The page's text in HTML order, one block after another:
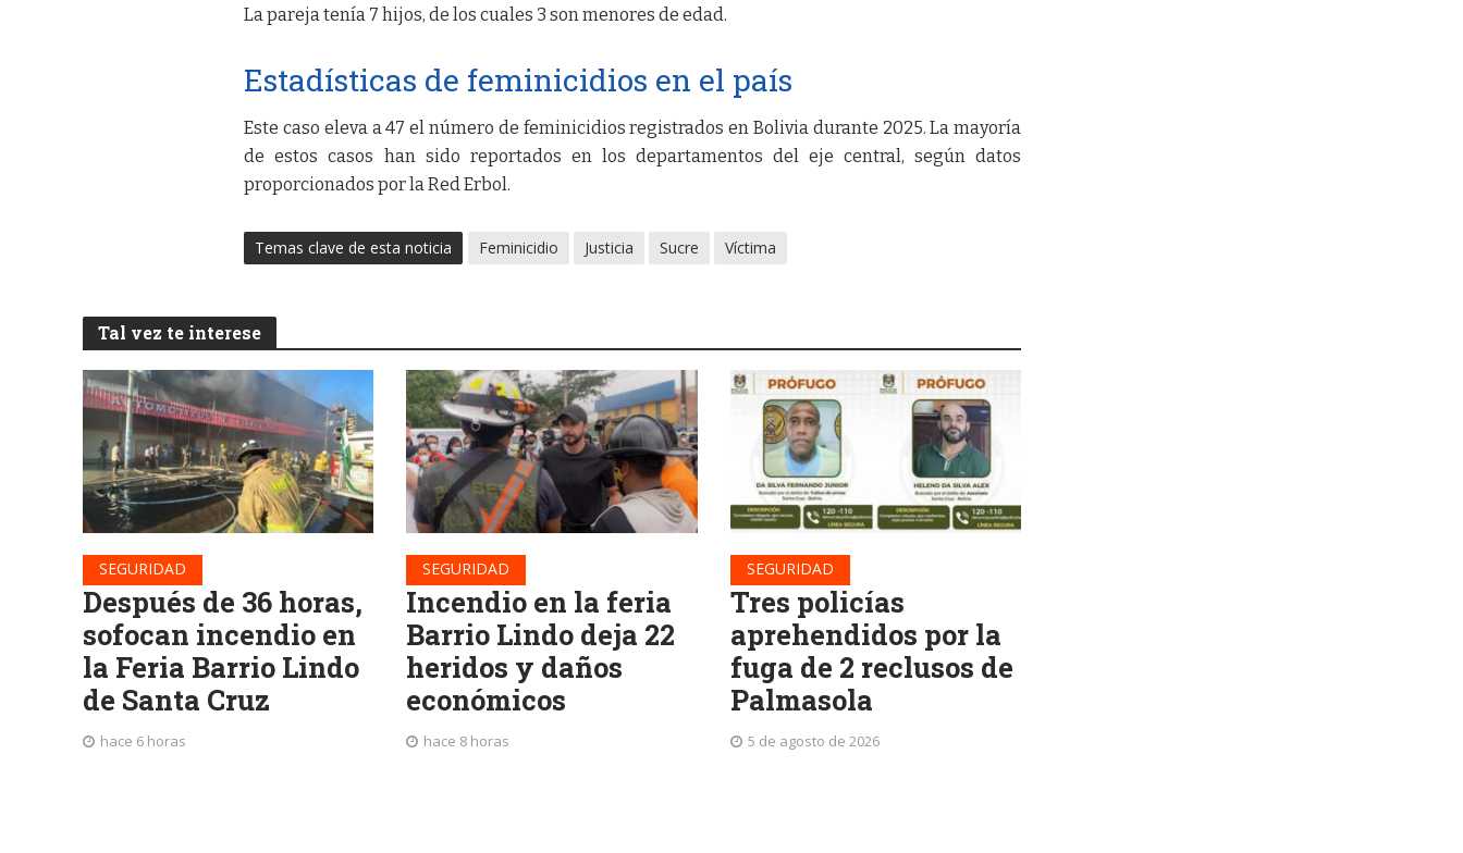
La pareja tenía 7 hijos, de los cuales 3 son menores de edad.
Estadísticas de feminicidios en el país
Este caso eleva a 47 el número de feminicidios registrados en Bolivia durante 2025. La mayoría
de estos casos han sido reportados en los departamentos del eje central, según datos
proporcionados por la Red Erbol.
Temas clave de esta noticia Feminicidio Justicia Sucre Víctima
Tal vez te interese
SEGURIDAD
Después de 36 horas,
sofocan incendio en
la Feria Barrio Lindo
de Santa Cruz
hace 6 horas
SEGURIDAD
Incendio en la feria
Barrio Lindo deja 22
heridos y daños
económicos
hace 8 horas
SEGURIDAD
Tres policías
aprehendidos por la
fuga de 2 reclusos de
Palmasola
5 de agosto de 2026